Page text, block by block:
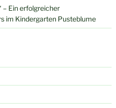
– Ein erfolgreicher
im Kindergarten Pusteblume